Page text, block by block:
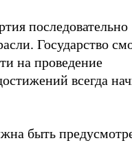
последовательно
Государство
на проведение
всегда
быть